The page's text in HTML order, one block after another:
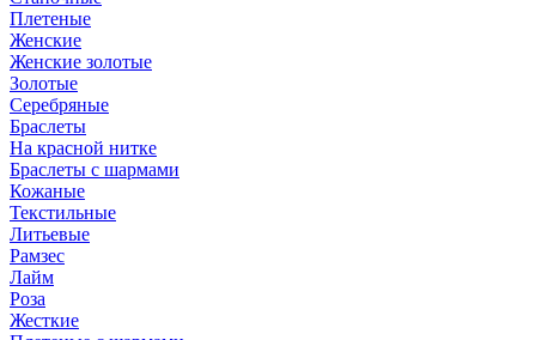
Плетеные
Женские
Женские золотые
Золотые
Серебряные
Браслеты
На красной нитке
Браслеты с шармами
Кожаные
Текстильные
Литьевые
Рамзес
Лайм
Роза
Жесткие